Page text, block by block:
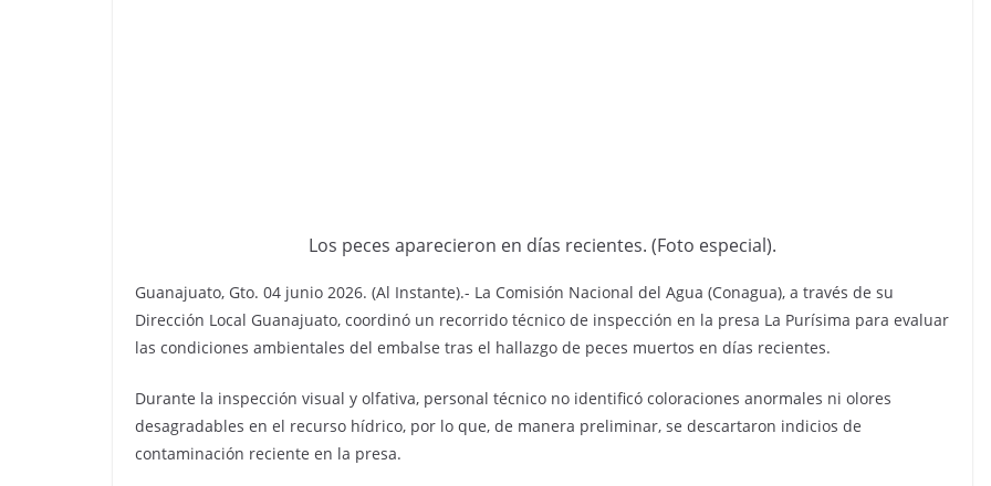
Los peces aparecieron en días recientes. (Foto especial).
Guanajuato, Gto. 04 junio 2026. (Al Instante).- La Comisión Nacional del Agua (Conagua), a través de su
Dirección Local Guanajuato, coordinó un recorrido técnico de inspección en la presa La Purísima para evaluar
las condiciones ambientales del embalse tras el hallazgo de peces muertos en días recientes.
Durante la inspección visual y olfativa, personal técnico no identificó coloraciones anormales ni olores
desagradables en el recurso hídrico, por lo que, de manera preliminar, se descartaron indicios de
contaminación reciente en la presa.